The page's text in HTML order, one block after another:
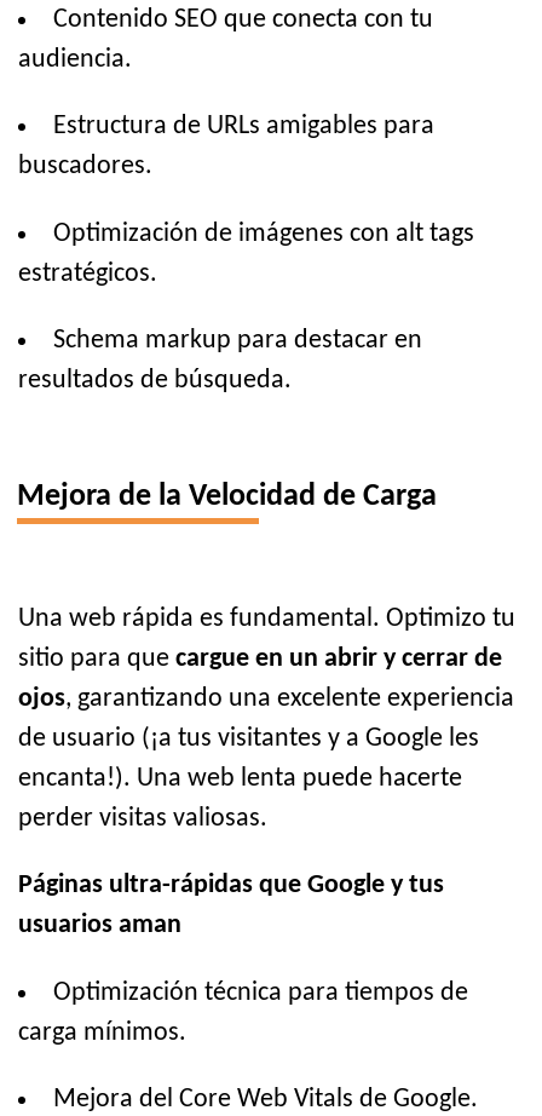
Contenido SEO que conecta con tu
audiencia.
Estructura de URLs amigables para
buscadores.
Optimización de imágenes con alt tags
estratégicos.
Schema markup para destacar en
resultados de búsqueda.
Mejora de la Velocidad de Carga
Una web rápida es fundamental. Optimizo tu
sitio para que cargue en un abrir y cerrar de
ojos, garantizando una excelente experiencia
de usuario (¡a tus visitantes y a Google les
encanta!). Una web lenta puede hacerte
perder visitas valiosas.
Páginas ultra-rápidas que Google y tus
usuarios aman
Optimización técnica para tiempos de
carga mínimos.
Mejora del Core Web Vitals de Google.